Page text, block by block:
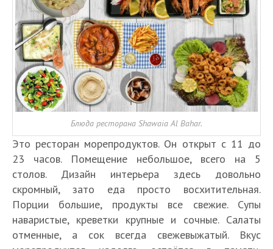
Блюда ресторана Shawaia Al Bahar.
Это ресторан морепродуктов. Он открыт с 11 до
23 часов. Помещение небольшое, всего на 5
столов. Дизайн интерьера здесь довольно
скромный, зато еда просто восхитительная.
Порции большие, продукты все свежие. Супы
наваристые, креветки крупные и сочные. Салаты
отменные, а сок всегда свежевыжатый. Вкус